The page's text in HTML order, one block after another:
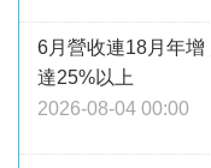
6月營收連18月年
達25%以上
2026-08-04 00:00